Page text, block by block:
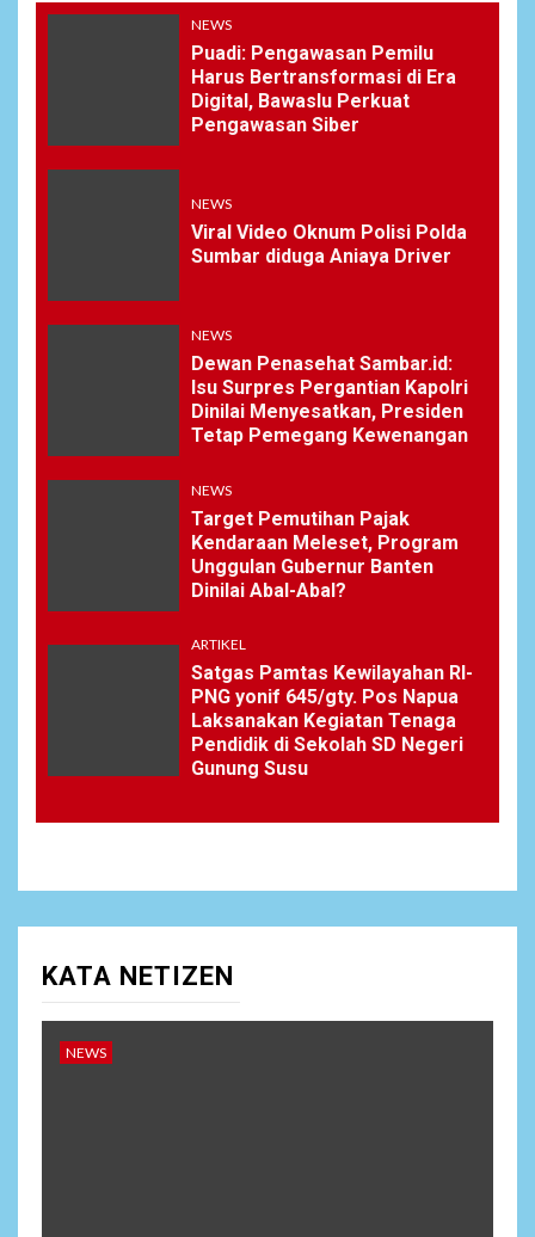
NEWS
Puadi: Pengawasan Pemilu
Harus Bertransformasi di Era
Digital, Bawaslu Perkuat
Pengawasan Siber
NEWS
Viral Video Oknum Polisi Polda
Sumbar diduga Aniaya Driver
NEWS
Dewan Penasehat Sambar.id:
Isu Surpres Pergantian Kapolri
Dinilai Menyesatkan, Presiden
Tetap Pemegang Kewenangan
NEWS
Target Pemutihan Pajak
Kendaraan Meleset, Program
Unggulan Gubernur Banten
Dinilai Abal-Abal?
ARTIKEL
Satgas Pamtas Kewilayahan RI-
PNG yonif 645/gty. Pos Napua
Laksanakan Kegiatan Tenaga
Pendidik di Sekolah SD Negeri
Gunung Susu
KATA NETIZEN
NEWS